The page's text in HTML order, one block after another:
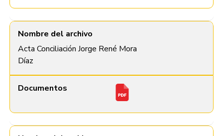
Nombre del archivo
Acta Conciliación Jorge René Mora
Díaz
Documentos